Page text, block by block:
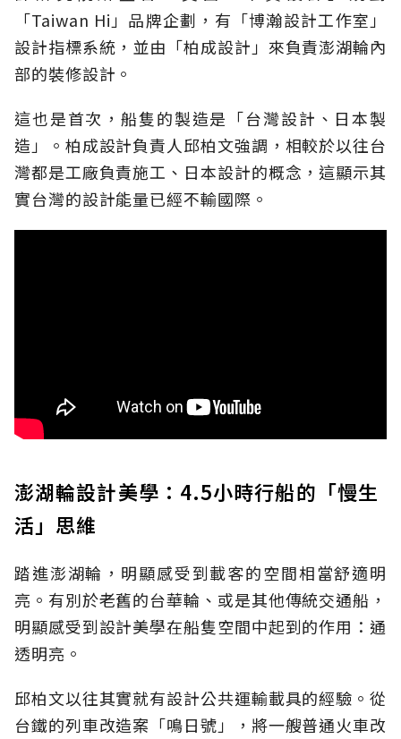
「Taiwan Hi」品牌企劃，有「博瀚設計工作室」
設計指標系統，並由「柏成設計」來負責澎湖輪內
部的裝修設計。
這也是首次，船隻的製造是「台灣設計、日本製
造」。柏成設計負責人邱柏文強調，相較於以往台
灣都是工廠負責施工、日本設計的概念，這顯示其
實台灣的設計能量已經不輸國際。
澎湖輪設計美學：4.5小時行船的「慢生
活」思維
踏進澎湖輪，明顯感受到載客的空間相當舒適明
亮。有別於老舊的台華輪、或是其他傳統交通船，
明顯感受到設計美學在船隻空間中起到的作用：通
透明亮。
邱柏文以往其實就有設計公共運輸載具的經驗。從
台鐵的列車改造案「鳴日號」，將一艘普通火車改